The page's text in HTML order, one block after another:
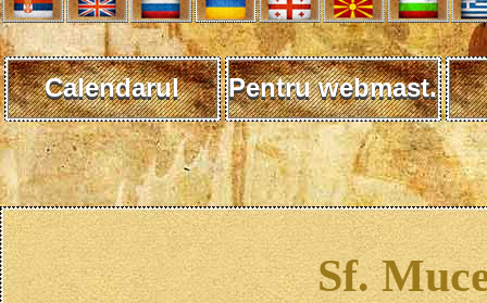
Calendarul Pentru webmast.
Sf.